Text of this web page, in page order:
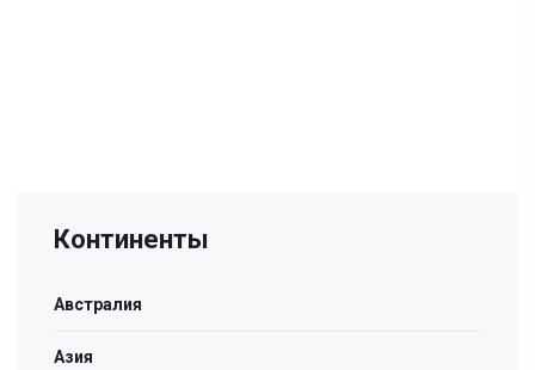
Континенты
Австралия
Азия